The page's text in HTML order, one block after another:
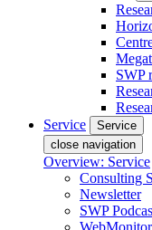
SWP
Service
Service
close navigation
Overview: Service
Consulting
Newsletter
SWP